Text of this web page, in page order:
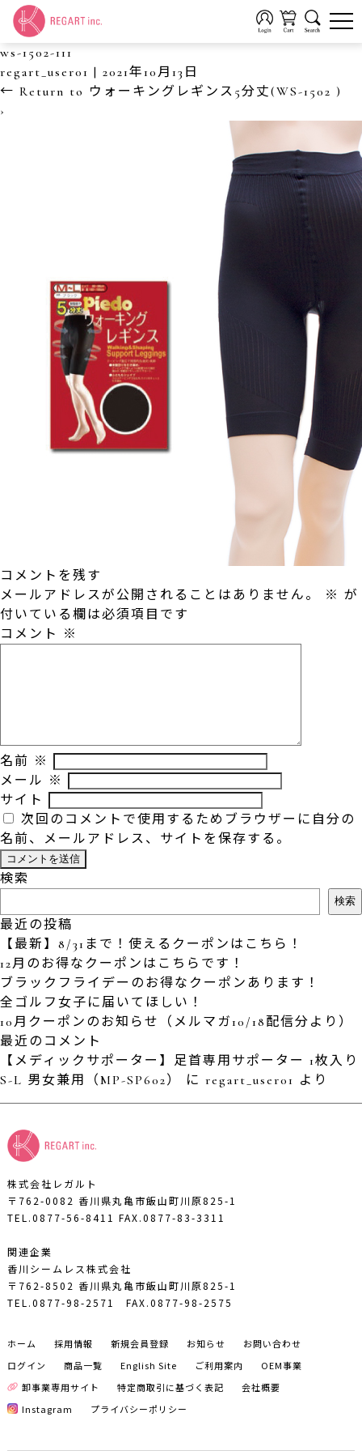
ws-1502-111
regart_user01 | 2021年10月13日
← Return to ウォーキングレギンス5分丈(WS-1502 )
›
コメントを残す
メールアドレスが公開されることはありません。
※ が
付いている欄は必須項目です
コメント ※
名前 ※
メール ※
サイト
次回のコメントで使用するためブラウザーに自分の
名前、メールアドレス、サイトを保存する。
検索
検索
最近の投稿
【最新】8/31まで！使えるクーポンはこちら！
12月のお得なクーポンはこちらです！
ブラックフライデーのお得なクーポンあります！
全ゴルフ女子に届いてほしい！
10月クーポンのお知らせ（メルマガ10/18配信分より）
最近のコメント
【メディックサポーター】足首専用サポーター 1枚入り
S-L 男女兼用（MP-SP602）
に regart_user01 より
株式会社レガルト
〒762-0082 香川県丸亀市飯山町川原825-1
TEL.0877-56-8411 FAX.0877-83-3311
関連企業
香川シームレス株式会社
〒762-8502 香川県丸亀市飯山町川原825-1
TEL.0877-98-2571
FAX.0877-98-2575
ホーム 採用情報 新規会員登録 お知らせ
お問い合わせ
ログイン
商品一覧 English Site ご利用案内
OEM事業
卸事業専用サイト
特定商取引に基づく表記
会社概要
Instagram
プライバシーポリシー